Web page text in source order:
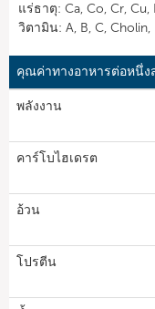
แร่ธาตุ: Ca, Co, Cr, Cu,
วิตามิน: A, B, C, Cholin,
คุณค่าทางอาหารต่อหนึ่ง
พลังงาน
คาร์โบไฮเดรต
อ้วน
โปรตีน